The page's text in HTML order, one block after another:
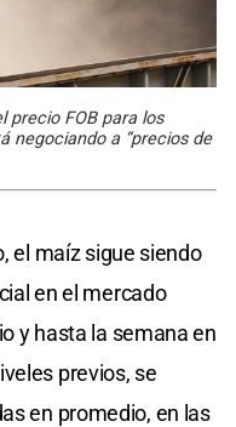
precio FOB para los
negociando a “precios de
el maíz sigue siendo
en el mercado
y hasta la semana en
previos, se
en promedio, en las